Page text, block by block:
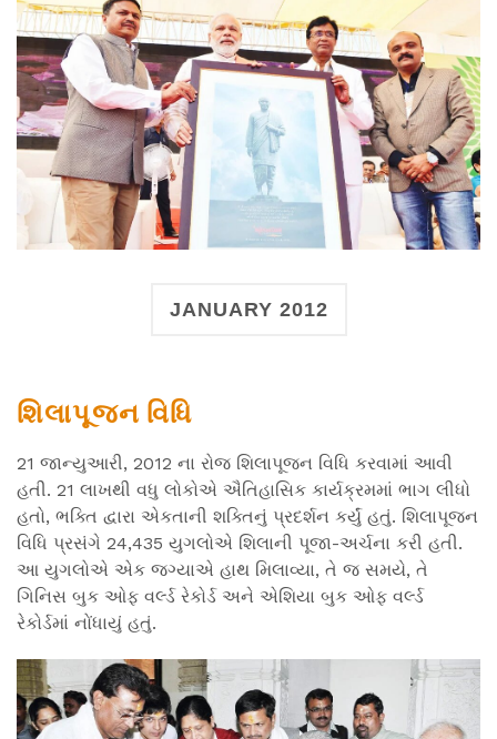
JANUARY 2012
શિલાપૂજન વિધિ
21 જાન્યુઆરી, 2012 ના રોજ શિલાપૂજન વિધિ કરવામાં આવી
હતી. 21 લાખથી વધુ લોકોએ ઐતિહાસિક કાર્યક્રમમાં ભાગ લીધો
હતો, ભક્તિ દ્વારા એકતાની શક્તિનું પ્રદર્શન કર્યું હતું. શિલાપૂજન
વિધિ પ્રસંગે 24,435 યુગલોએ શિલાની પૂજા-અર્ચના કરી હતી.
આ યુગલોએ એક જગ્યાએ હાથ મિલાવ્યા, તે જ સમયે, તે
ગિનિસ બુક ઓફ વર્લ્ડ રેકોર્ડ અને એશિયા બુક ઓફ વર્લ્ડ
રેકોર્ડમાં નોંધાયું હતું.